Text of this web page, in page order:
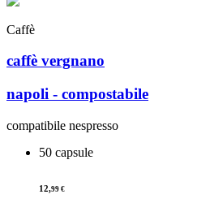
Caffè
caffè vergnano
napoli - compostabile
compatibile nespresso
50 capsule
12,99 €